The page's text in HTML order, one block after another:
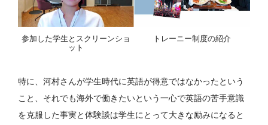
参加した学生とスクリーンショ
ット
トレーニー制度の紹介
特に、河村さんが学生時代に英語が得意ではなかったという
こと、それでも海外で働きたいという一心で英語の苦手意識
を克服した事実と体験談は学生にとって大きな励みになると